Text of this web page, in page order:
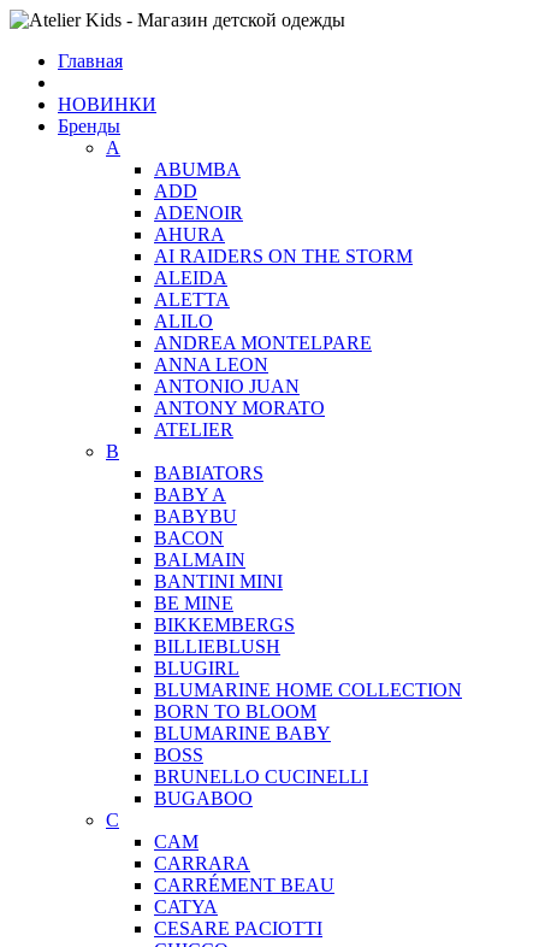
Главная
НОВИНКИ
Бренды
A
ABUMBA
ADD
ADENOIR
AHURA
AI RAIDERS ON THE STORM
ALEIDA
ALETTA
ALILO
ANDREA MONTELPARE
ANNA LEON
ANTONIO JUAN
ANTONY MORATO
ATELIER
B
BABIATORS
BABY A
BABYBU
BACON
BALMAIN
BANTINI MINI
BE MINE
BIKKEMBERGS
BILLIEBLUSH
BLUGIRL
BLUMARINE HOME COLLECTION
BORN TO BLOOM
BLUMARINE BABY
BOSS
BRUNELLO CUCINELLI
BUGABOO
C
CAM
CARRARA
CARRÉMENT BEAU
CATYA
CESARE PACIOTTI